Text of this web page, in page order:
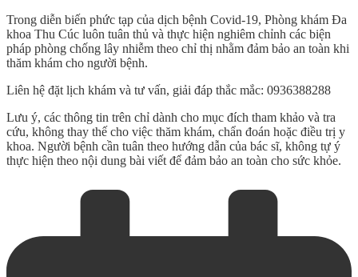
Trong diễn biến phức tạp của dịch bệnh Covid-19, Phòng khám Đa
khoa Thu Cúc luôn tuân thủ và thực hiện nghiêm chỉnh các biện
pháp phòng chống lây nhiễm theo chỉ thị nhằm đảm bảo an toàn khi
thăm khám cho người bệnh.
Liên hệ đặt lịch khám và tư vấn, giải đáp thắc mắc: 0936388288
Lưu ý, các thông tin trên chỉ dành cho mục đích tham khảo và tra
cứu, không thay thế cho việc thăm khám, chẩn đoán hoặc điều trị y
khoa. Người bệnh cần tuân theo hướng dẫn của bác sĩ, không tự ý
thực hiện theo nội dung bài viết để đảm bảo an toàn cho sức khỏe.